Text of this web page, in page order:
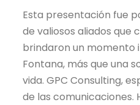
Esta presentación fue
de valiosos aliados que
brindaron un momento
Fontana, más que una
vida. GPC Consulting,
de las comunicaciones.